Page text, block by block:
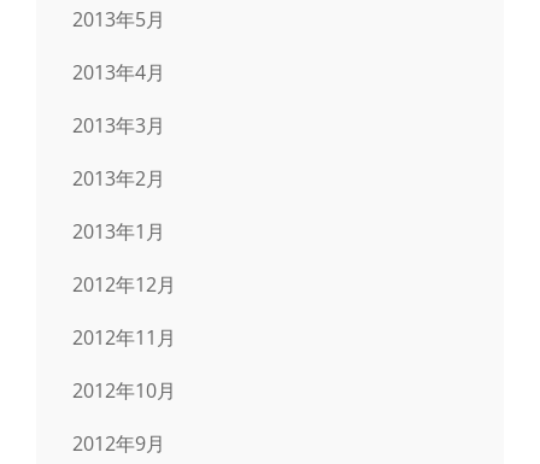
2013年5月
2013年4月
2013年3月
2013年2月
2013年1月
2012年12月
2012年11月
2012年10月
2012年9月